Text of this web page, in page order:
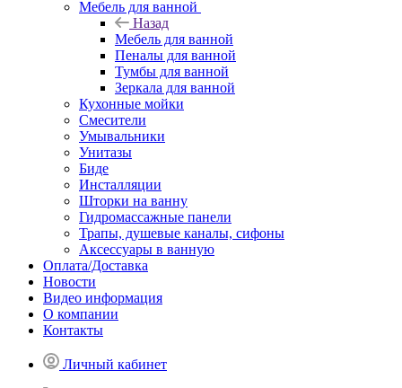
Мебель для ванной
Назад
Мебель для ванной
Пеналы для ванной
Тумбы для ванной
Зеркала для ванной
Кухонные мойки
Смесители
Умывальники
Унитазы
Биде
Инсталляции
Шторки на ванну
Гидромассажные панели
Трапы, душевые каналы, сифоны
Аксессуары в ванную
Оплата/Доставка
Новости
Видео информация
О компании
Контакты
Личный кабинет